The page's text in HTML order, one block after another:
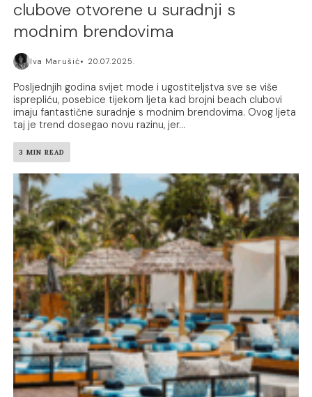
clubove otvorene u suradnji s
modnim brendovima
Iva Marušić 20.07.2025.
Posljednjih godina svijet mode i ugostiteljstva sve se više
isprepliću, posebice tijekom ljeta kad brojni beach clubovi
imaju fantastične suradnje s modnim brendovima. Ovog ljeta
taj je trend dosegao novu razinu, jer...
3 MIN READ